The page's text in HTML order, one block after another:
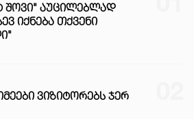
ᲨᲝᲕᲘ" ᲐᲣᲪᲘᲚᲔᲑᲚᲐᲓ
ᲘᲥᲜᲔᲑᲐ ᲗᲥᲕᲔᲜᲘ
ᲕᲘᲖᲘᲢᲝᲠᲔᲑᲡ ᲯᲔᲠ